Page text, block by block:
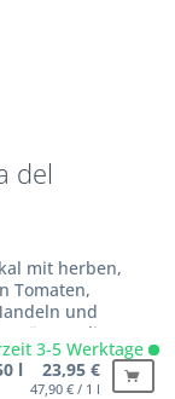
del
mit herben,
Tomaten,
und
grünen Oliven
3-5 Werktage
l 23,95 €
47,90 € / 1 l